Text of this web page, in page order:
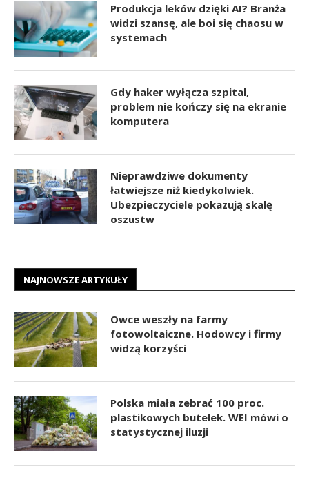
Produkcja leków dzięki AI? Branża
widzi szansę, ale boi się chaosu w
systemach
Gdy haker wyłącza szpital,
problem nie kończy się na ekranie
komputera
Nieprawdziwe dokumenty
łatwiejsze niż kiedykolwiek.
Ubezpieczyciele pokazują skalę
oszustw
NAJNOWSZE ARTYKUŁY
Owce weszły na farmy
fotowoltaiczne. Hodowcy i firmy
widzą korzyści
Polska miała zebrać 100 proc.
plastikowych butelek. WEI mówi o
statystycznej iluzji